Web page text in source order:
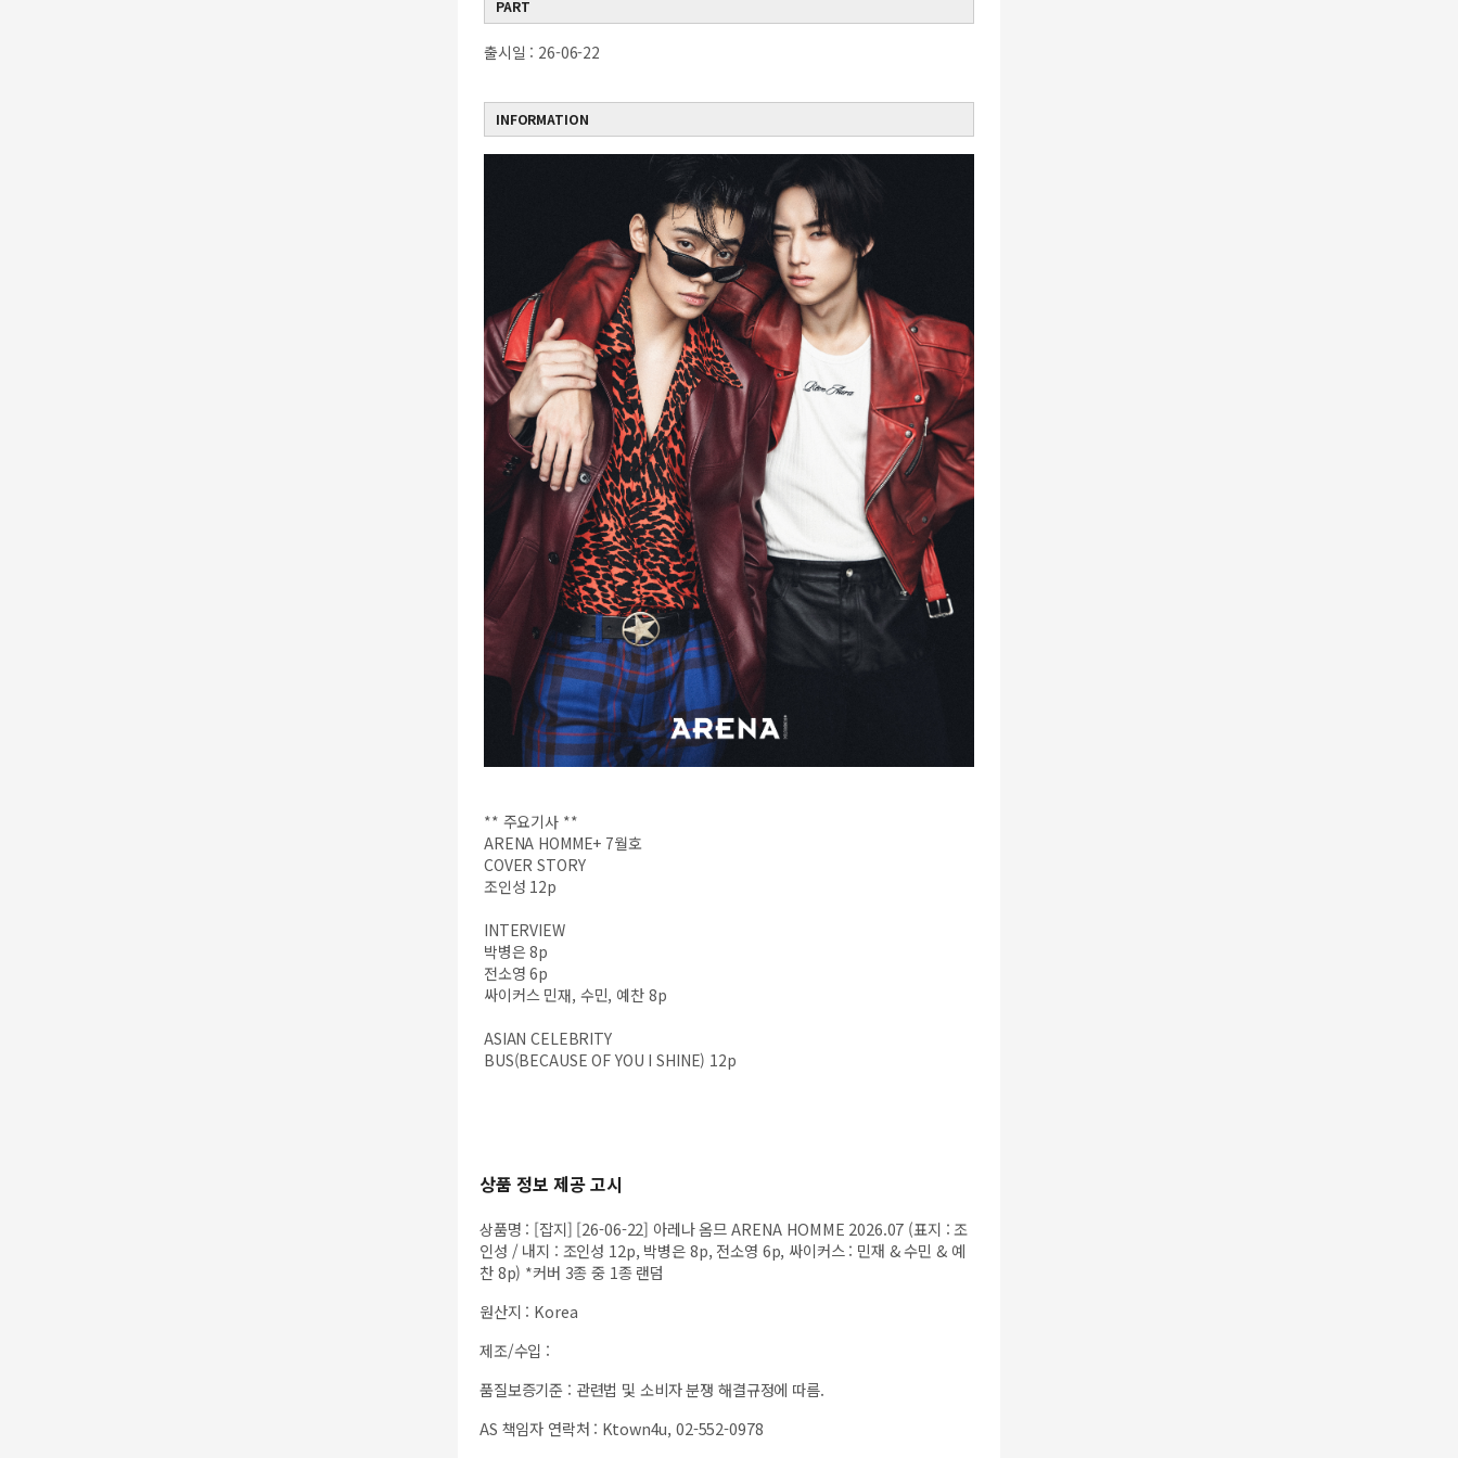
PART
출시일 : 26-06-22
INFORMATION
** 주요기사 **
ARENA HOMME+ 7월호
COVER STORY
조인성 12p
INTERVIEW
박병은 8p
전소영 6p
싸이커스 민재, 수민, 예찬 8p
ASIAN CELEBRITY
BUS(BECAUSE OF YOU I SHINE) 12p
상품 정보 제공 고시
상품명 : [잡지] [26-06-22] 아레나 옴므 ARENA HOMME 2026.07 (표지 : 조
인성 / 내지 : 조인성 12p, 박병은 8p, 전소영 6p, 싸이커스 : 민재 & 수민 & 예
찬 8p) *커버 3종 중 1종 랜덤
원산지 : Korea
제조/수입 :
품질보증기준 : 관련법 및 소비자 분쟁 해결규정에 따름.
AS 책임자 연락처 : Ktown4u, 02-552-0978